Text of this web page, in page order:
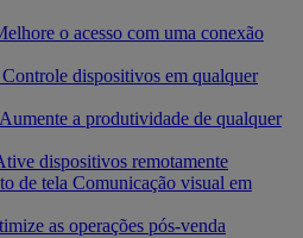
o acesso com uma conexão
Controle dispositivos em qualquer
Aumente a produtividade de qualquer
dispositivos remotamente
de tela Comunicação visual em
as operações pós-venda